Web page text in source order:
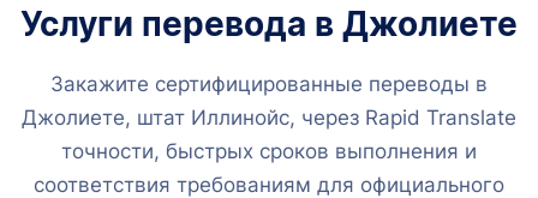
Услуги перевода в Джолиете
Закажите сертифицированные переводы в
Джолиете, штат Иллинойс, через Rapid Translate
точности, быстрых сроков выполнения и
соответствия требованиям для официального